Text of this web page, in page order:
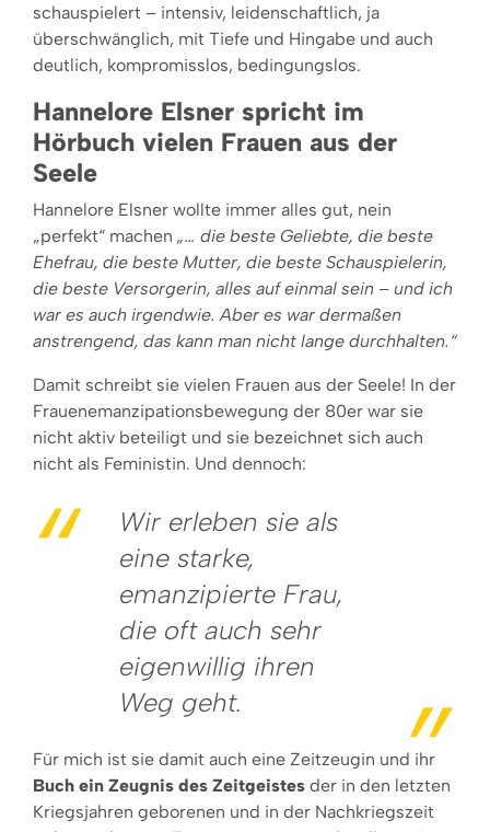
schauspielert – intensiv, leidenschaftlich, ja
überschwänglich, mit Tiefe und Hingabe und auch
deutlich, kompromisslos, bedingungslos.
Hannelore Elsner spricht im
Hörbuch vielen Frauen aus der
Seele
Hannelore Elsner wollte immer alles gut, nein
„perfekt“ machen „… die beste Geliebte, die beste
Ehefrau, die beste Mutter, die beste Schauspielerin,
die beste Versorgerin, alles auf einmal sein ­– und ich
war es auch irgendwie. Aber es war dermaßen
anstrengend, das kann man nicht lange durchhalten.“
Damit schreibt sie vielen Frauen aus der Seele! In der
Frauenemanzipationsbewegung der 80er war sie
nicht aktiv beteiligt und sie bezeichnet sich auch
nicht als Feministin. Und dennoch:
Wir erleben sie als
eine starke,
emanzipierte Frau,
die oft auch sehr
eigenwillig ihren
Weg geht.
Für mich ist sie damit auch eine Zeitzeugin und ihr
Buch ein Zeugnis des Zeitgeistes der in den letzten
Kriegsjahren geborenen und in der Nachkriegszeit